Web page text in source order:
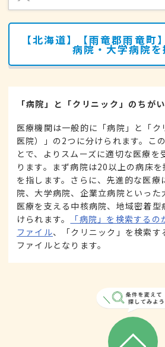
【北海道】【雨竜郡雨竜町
病院・大学病院を
「病院」と「クリニック」のちが
医療機関は一般的に「病院」と「ク
医院）」の2つに分けられます。こ
とで、よりスムーズに適切な医療を
ります。まず病院は20以上の病床
を指します。さらに、先進的な医療
院、大学病院、企業立病院といった
医療を支える中核病院、地域密着型
けられます。
「病院」を検索するの
ファイル、「クリニック」を検索す
ファイルとなります。